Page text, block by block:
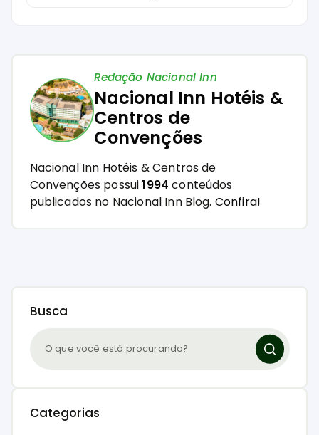
Redação Nacional Inn
Nacional Inn Hotéis &
Centros de
Convenções
Nacional Inn Hotéis & Centros de
Convenções possui1994 conteúdos
publicados no Nacional Inn Blog. Confira!
Busca
Categorias